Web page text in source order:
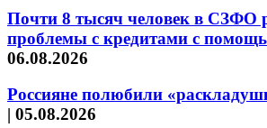
Почти 8 тысяч человек в СЗФО
проблемы с кредитами с
06.08.2026
Россияне полюбили
| 05.08.2026